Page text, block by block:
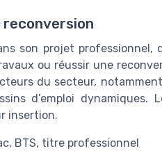
reconversion
son projet
ou réussir une
du secteur,
d’emploi dynamiques.
insertion.
BTS, titre professionnel